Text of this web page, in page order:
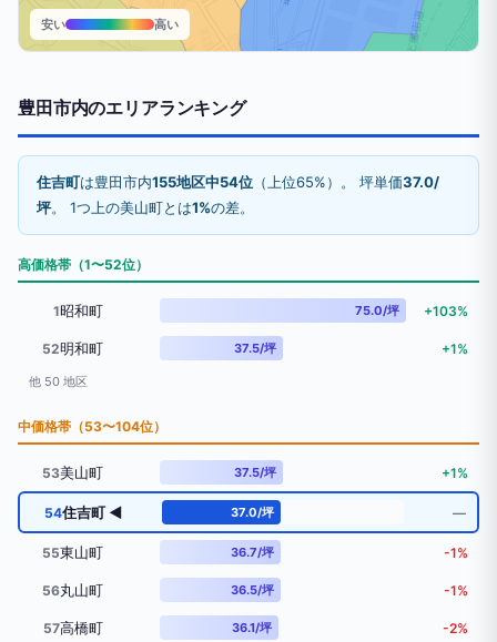
安い 高い
豊田市内のエリアランキング
住吉町は豊田市内155地区中54位 （上位65%）。 坪単価37.0/
坪。 1つ上の美山町とは1%の差。
高価格帯（1〜52位）
1昭和町 75.0/坪 +103%
52明和町 37.5/坪 +1%
他 50 地区
中価格帯（53〜104位）
53美山町 37.5/坪 +1%
54住吉町 ◀ 37.0/坪 ―
55東山町 36.7/坪 -1%
56丸山町 36.5/坪 -1%
57高橋町 36.1/坪 -2%